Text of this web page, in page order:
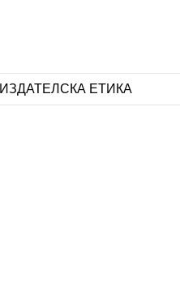
ИЗДАТЕЛСКА ЕТИКА